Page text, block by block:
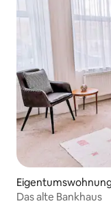
Das alte Bankhaus